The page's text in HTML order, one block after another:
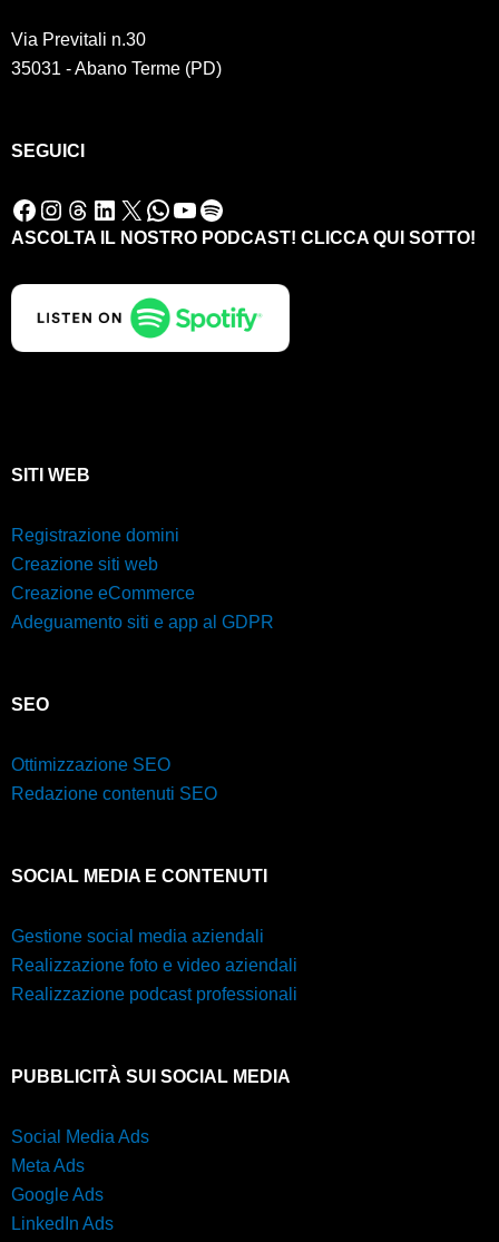
Via Previtali n.30
35031 - Abano Terme (PD)
SEGUICI
Facebook Instagram Threads LinkedIn X WhatsApp YouTube Spotify
ASCOLTA IL NOSTRO PODCAST! CLICCA QUI SOTTO!
SITI WEB
Registrazione domini
Creazione siti web
Creazione eCommerce
Adeguamento siti e app al GDPR
SEO
Ottimizzazione SEO
Redazione contenuti SEO
SOCIAL MEDIA E CONTENUTI
Gestione social media aziendali
Realizzazione foto e video aziendali
Realizzazione podcast professionali
PUBBLICITÀ SUI SOCIAL MEDIA
Social Media Ads
Meta Ads
Google Ads
LinkedIn Ads